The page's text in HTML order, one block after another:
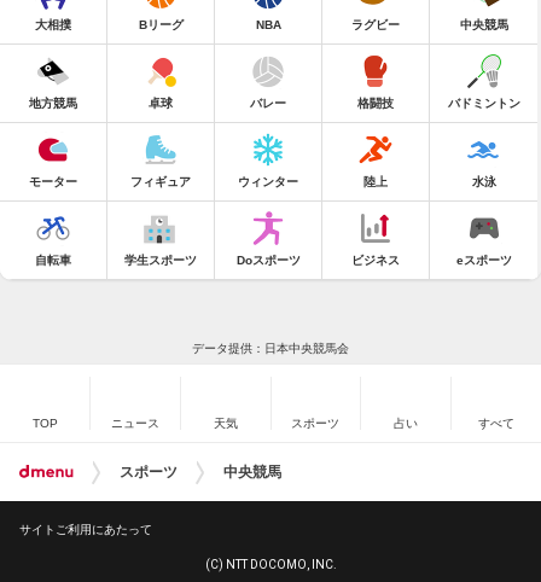
大相撲 Bリーグ NBA ラグビー 中央競馬
地方競馬 卓球 バレー 格闘技 バドミントン
モーター フィギュア ウィンター 陸上 水泳
自転車 学生スポーツ Doスポーツ ビジネス eスポーツ
データ提供：日本中央競馬会
TOP ニュース 天気 スポーツ 占い すべて
スポーツ 中央競馬
サイトご利用にあたって
(C) NTT DOCOMO, INC.